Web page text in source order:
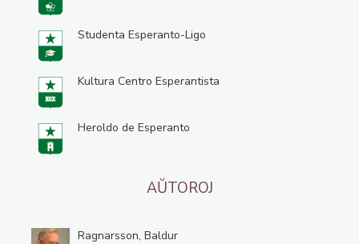
Studenta Esperanto-Ligo
Kultura Centro Esperantista
Heroldo de Esperanto
AŬTOROJ
Ragnarsson, Baldur